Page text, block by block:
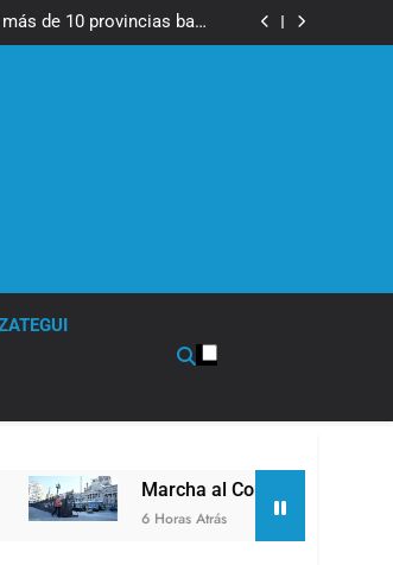
de 10 provincias bajo
alerta meteorológica
de seguridad por la
de 10 provincias bajo
de seguridad por la
privada con foco en los
al Congreso: cortes, desvíos y
Atrás